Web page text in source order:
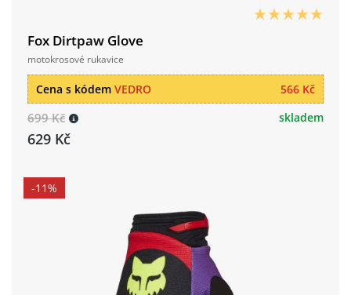
Fox Dirtpaw Glove
motokrosové rukavice
566 Kč
Cena s kódem VEDRO
699 Kč
629 Kč
skladem
-11%